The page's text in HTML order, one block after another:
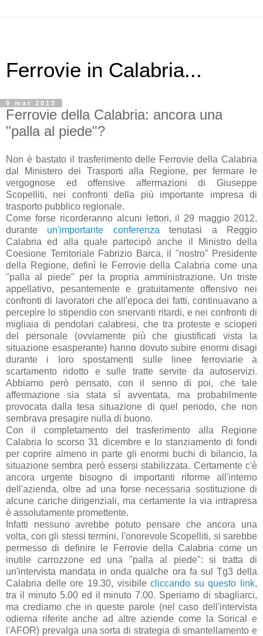
Ferrovie in Calabria...
9 mar 2013
Ferrovie della Calabria: ancora una
"palla al piede"?
Non è bastato il trasferimento delle Ferrovie della Calabria
dal Ministero dei Trasporti alla Regione, per fermare le
vergognose ed offensive affermazioni di Giuseppe
Scopelliti, nei confronti della più importante impresa di
trasporto pubblico regionale.
Come forse ricorderanno alcuni lettori, il 29 maggio 2012,
durante un'importante conferenza tenutasi a Reggio
Calabria ed alla quale partecipò anche il Ministro della
Coesione Territoriale Fabrizio Barca, il "nostro" Presidente
della Regione, definì le Ferrovie della Calabria come una
"palla al piede" per la propria amministrazione. Un triste
appellativo, pesantemente e gratuitamente offensivo nei
confronti di lavoratori che all'epoca dei fatti, continuavano a
percepire lo stipendio con snervanti ritardi, e nei confronti di
migliaia di pendolari calabresi, che tra proteste e scioperi
del personale (ovviamente più che giustificati vista la
situazione esasperante) hanno dovuto subire enormi disagi
durante i loro spostamenti sulle linee ferroviarie a
scartamento ridotto e sulle tratte servite da autoservizi.
Abbiamo però pensato, con il senno di poi, che tale
affermazione sia stata sì avventata, ma probabilmente
provocata dalla tesa situazione di quel periodo, che non
sembrava presagire nulla di buono.
Con il completamento del trasferimento alla Regione
Calabria lo scorso 31 dicembre e lo stanziamento di fondi
per coprire almeno in parte gli enormi buchi di bilancio, la
situazione sembra però essersi stabilizzata. Certamente c'è
ancora urgente bisogno di importanti riforme all'interno
dell'azienda, oltre ad una forse necessaria sostituzione di
alcune cariche dirigenziali, ma certamente la via intrapresa
è assolutamente promettente.
Infatti nessuno avrebbe potuto pensare che ancora una
volta, con gli stessi termini, l'onorevole Scopelliti, si sarebbe
permesso di definire le Ferrovie della Calabria come un
inutile carrozzone ed una "palla al piede": si tratta di
un'intervista mandata in onda qualche ora fa sul Tg3 della
Calabria delle ore 19.30, visibilecliccando su questo link,
tra il minuto 5.00 ed il minuto 7.00. Speriamo di sbagliarci,
ma crediamo che in queste parole (nel caso dell'intervista
odierna riferite anche ad altre aziende come la Sorical e
l'AFOR) prevalga una sorta di strategia di smantellamento e